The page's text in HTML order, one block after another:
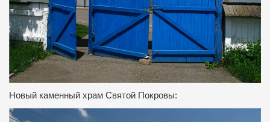
Новый каменный храм Святой Покровы: